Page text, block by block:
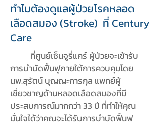
ทำไมต้องดูแลผู้ป่วยโรคหลอด
เลือดสมอง (Stroke) ที่ Century
Care
ที่ศูนย์เซ็นจูรี่แคร์ ผู้ป่วยจะเข้ารับ
การบำบัดฟื้นฟูภายใต้การควบคุมโดย
นพ.สุรัตน์ บุญญะการกุล แพทย์ผู้
เชี่ยวชาญด้านหลอดเลือดสมองที่มี
ประสบการณ์มากกว่า 33 ปี ที่ทำให้คุณ
มั่นใจได้ว่าคุณจะได้รับการบำบัดฟื้นฟู